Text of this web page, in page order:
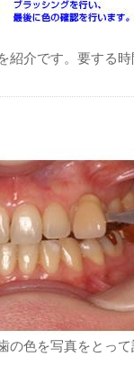
紹介です。要する
の色を写真をとって